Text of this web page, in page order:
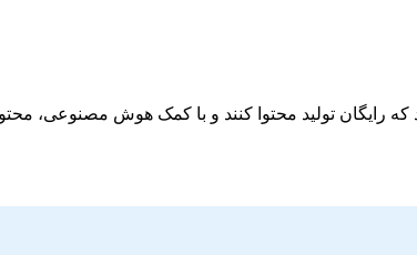
که رایگان تولید محتوا کنند و با کمک هوش مصنوعی،